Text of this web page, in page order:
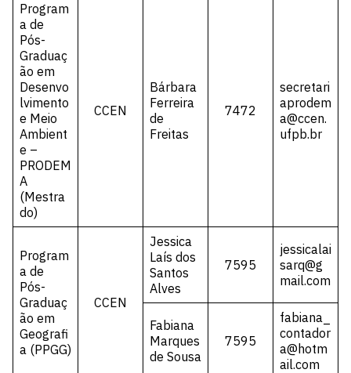
Program
a de
Pós-
Graduaç
ão em
Desenvo
lvimento
e Meio
Ambient
e –
PRODEM
A
(Mestra
do)
CCEN
Bárbara
Ferreira
de
Freitas
7472
secretari
aprodem
a@ccen.
ufpb.br
Program
a de
Pós-
Graduaç
ão em
Geografi
a (PPGG)
CCEN
Jessica
Laís dos
Santos
Alves
7595
jessicalai
sarq@g
mail.com
Fabiana
Marques
de Sousa
7595
fabiana_
contador
a@hotm
ail.com